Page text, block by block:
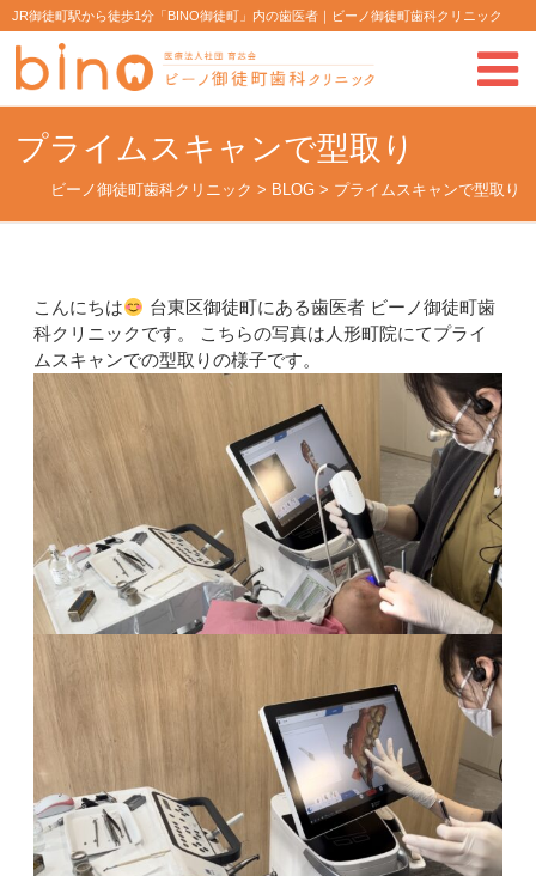
JR御徒町駅から徒歩1分「BINO御徒町」内の歯医者｜ビーノ御徒町歯科クリニック
プライムスキャンで型取り
ビーノ御徒町歯科クリニック > BLOG> プライムスキャンで型取り
こんにちは
台東区御徒町にある歯医者 ビーノ御徒町歯
科クリニックです。 こちらの写真は人形町院にてプライ
ムスキャンでの型取りの様子です。